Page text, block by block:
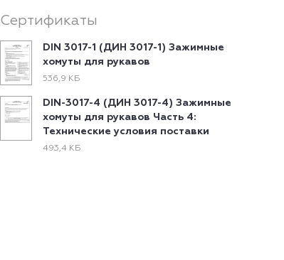
Сертификаты
DIN 3017-1 (ДИН 3017-1) Зажимные
хомуты для рукавов
536,9 КБ
DIN-3017-4 (ДИН 3017-4) Зажимные
хомуты для рукавов Часть 4:
Технические условия поставки
493,4 КБ